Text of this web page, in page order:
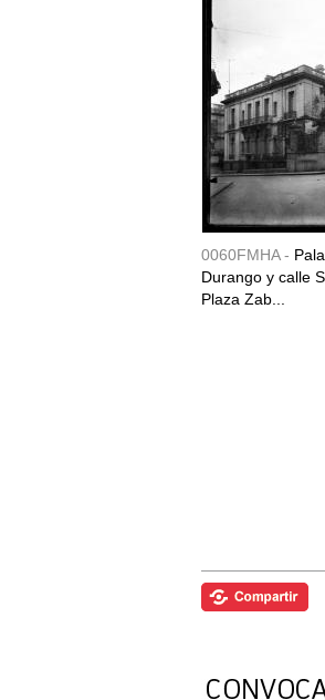
0060FMHA -
Durango y calle
Plaza Zab...